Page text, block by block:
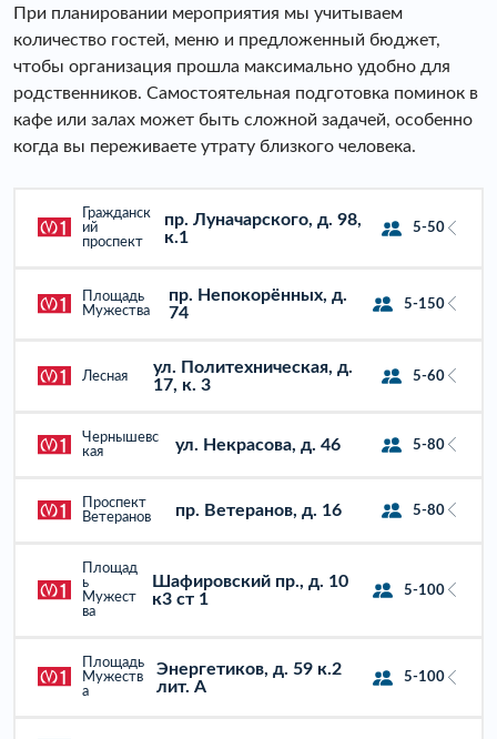
При планировании мероприятия мы учитываем
количество гостей, меню и предложенный бюджет,
чтобы организация прошла максимально удобно для
родственников. Самостоятельная подготовка поминок в
кафе или залах может быть сложной задачей, особенно
когда вы переживаете утрату близкого человека.
Гражданск
ий
проспект
пр. Луначарского, д. 98,
к.1
5-50
Площадь
Мужества
пр. Непокорённых, д.
74
5-150
Лесная
ул. Политехническая, д.
17, к. 3
5-60
Чернышевс
кая
ул. Некрасова, д. 46 5-80
Проспект
Ветеранов
пр. Ветеранов, д. 16 5-80
Площад
ь
Мужест
ва
Шафировский пр., д. 10
к3 ст 1
5-100
Площадь
Мужеств
а
Энергетиков, д. 59 к.2
лит. А
5-100